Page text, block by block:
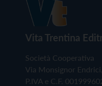
Vita Trentina
Società Cooperativa
Via Monsignor
P.IVA e C.F.